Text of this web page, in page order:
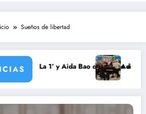
Sueños de libertad
da el salto a ‘Mañaneros 360’
Adiós a ‘Cine de barrio’ de La